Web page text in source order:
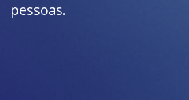
pessoas.